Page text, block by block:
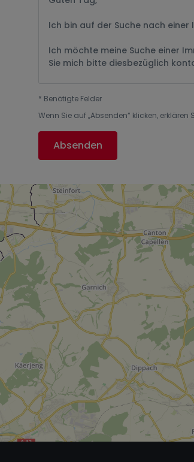
* Benötigte Felder
Wenn Sie auf „Absenden“ klicken, erklären
Absenden